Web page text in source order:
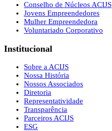
Conselho de Núcleos ACIJS
Jovens Empreendedores
Mulher Empreendedora
Voluntariado Corporativo
Institucional
Sobre a ACIJS
Nossa História
Nossos Associados
Diretoria
Representatividade
Transparência
Parceiros ACIJS
ESG